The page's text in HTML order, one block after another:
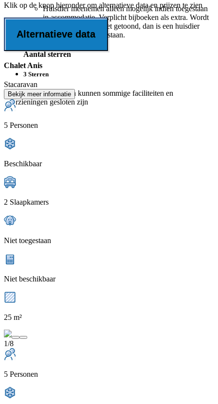
Huisdier meenemen alleen mogelijk indien toegestaan
in accommodatie. Verplicht bijboeken als extra. Wordt
deze mogelijkheid niet getoond, dan is een huisdier
meenemen niet toegestaan.
Aantal sterren
3 Sterren
Buiten het hoogseizoen kunnen sommige faciliteiten en
voorzieningen gesloten zijn
Klik op de knop hieronder om alternatieve data en prijzen te zien
Alternatieve data
Chalet Anis
Stacaravan
Bekijk meer informatie
5 Personen
Beschikbaar
2 Slaapkamers
Niet toegestaan
Niet beschikbaar
25 m²
1/8
5 Personen